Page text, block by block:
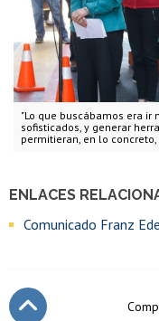
"Lo que buscábamos era
sofisticados, y generar
permitieran, en lo
ENLACES
Comunicado Franz